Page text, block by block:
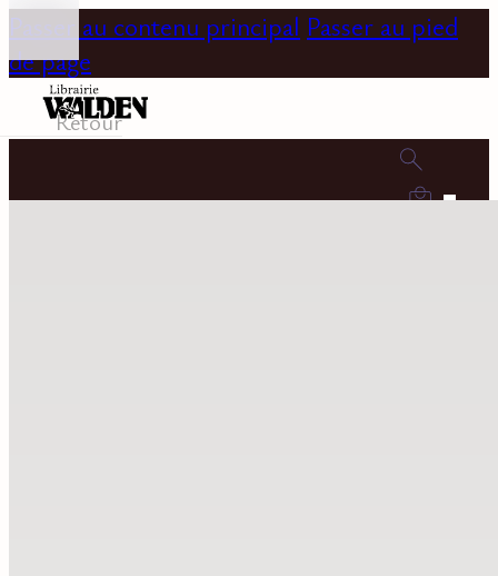
Passer au contenu principal Passer au pied
de page
0
Retour